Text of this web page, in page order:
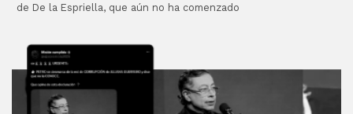
de De la Espriella, que aún no ha comenzado